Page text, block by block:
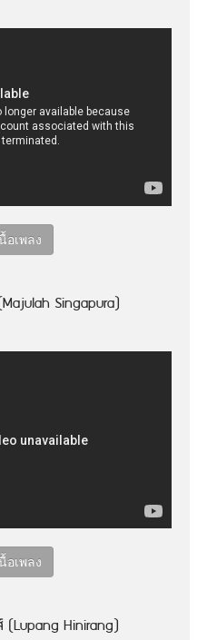
อเพลง
Singapura)
อเพลง
(Lupang Hinirang)